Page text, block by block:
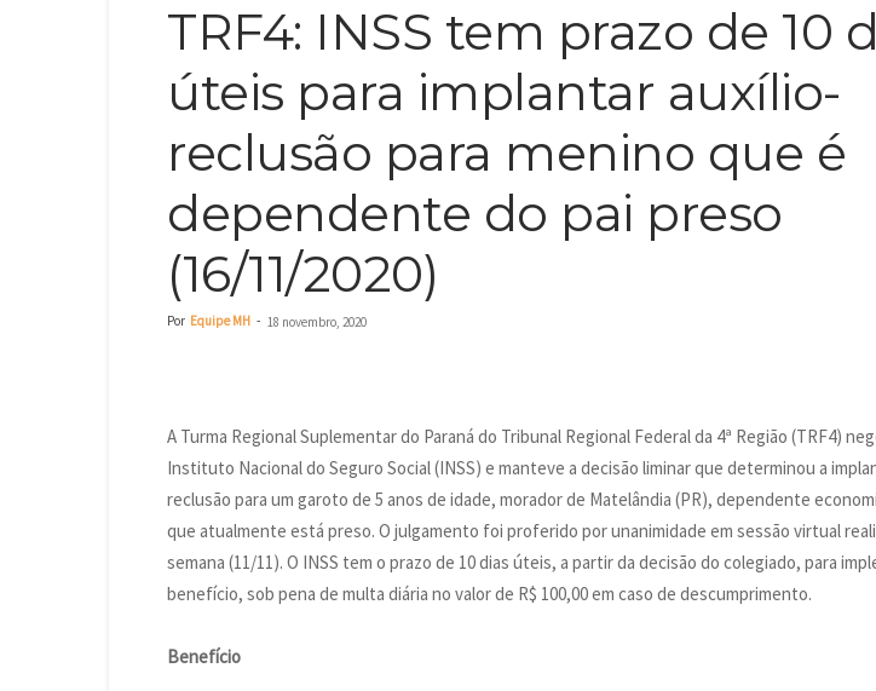
TRF4: INSS tem prazo de 10
úteis para implantar auxílio-
reclusão para menino que é
dependente do pai preso
(16/11/2020)
Por Equipe MH - 18 novembro, 2020
A Turma Regional Suplementar do Paraná do Tribunal Regional Federal da 4ª Região (TRF4)
Instituto Nacional do Seguro Social (INSS) e manteve a decisão liminar que determinou a
reclusão para um garoto de 5 anos de idade, morador de Matelândia (PR), dependente
que atualmente está preso. O julgamento foi proferido por unanimidade em sessão virtual
semana (11/11). O INSS tem o prazo de 10 dias úteis, a partir da decisão do colegiado, para
benefício, sob pena de multa diária no valor de R$ 100,00 em caso de descumprimento.
Benefício